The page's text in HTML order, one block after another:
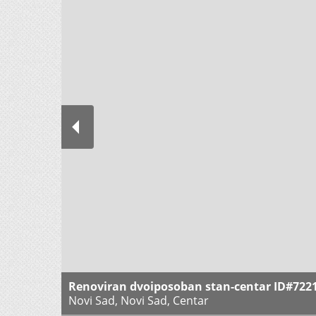
Renoviran dvoiposoban stan-centar
Novi Sad, Novi Sad, Centar